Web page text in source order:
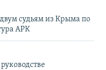
судьям из Крыма по
АРК